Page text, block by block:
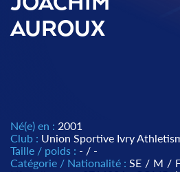
AUROUX
Né(e) en : 2001
Club : Union Sportive Ivry
Taille / poids : - / -
Catégorie / Nationalité : SE / M /